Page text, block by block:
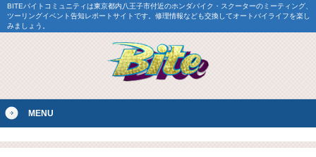
BITEバイトコミュニティは東京都内八王子市付近のホンダバイク・スクーターのミーティング、
ツーリングイベント告知レポートサイトです。修理情報なども交換してオートバイライフを楽し
みましょう。
MENU